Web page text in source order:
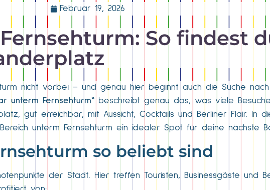
Februar 19, 2026
So findest
nicht vorbei – und genau hier beginnt auch die Suche
unterm Fernsehturm“ beschreibt genau das, was viele
gut erreichbar, mit Aussicht, Cocktails und Berliner Flair. In
unterm Fernsehturm ein idealer Spot für deine nächste
so beliebt sind
der Stadt. Hier treffen Touristen, Businessgäste und